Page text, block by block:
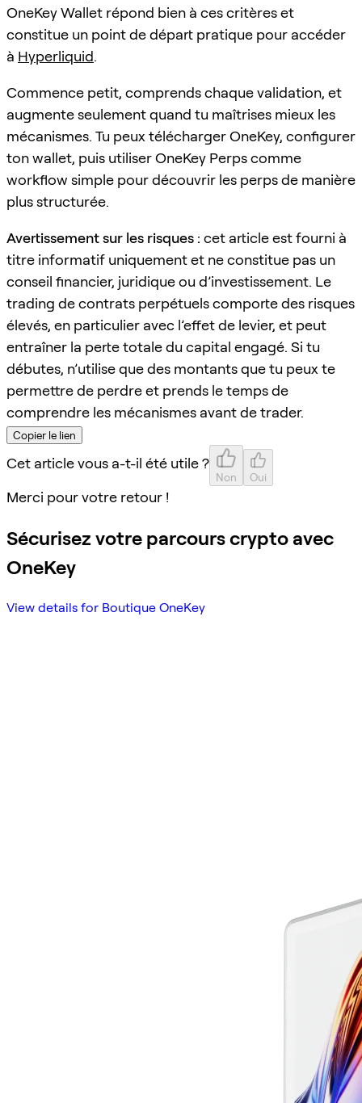
OneKey Wallet répond bien à ces critères et
constitue un point de départ pratique pour accéder
à Hyperliquid.
Commence petit, comprends chaque validation, et
augmente seulement quand tu maîtrises mieux les
mécanismes. Tu peux télécharger OneKey, configurer
ton wallet, puis utiliser OneKey Perps comme
workflow simple pour découvrir les perps de manière
plus structurée.
Avertissement sur les risques : cet article est fourni à
titre informatif uniquement et ne constitue pas un
conseil financier, juridique ou d’investissement. Le
trading de contrats perpétuels comporte des risques
élevés, en particulier avec l’effet de levier, et peut
entraîner la perte totale du capital engagé. Si tu
débutes, n’utilise que des montants que tu peux te
permettre de perdre et prends le temps de
comprendre les mécanismes avant de trader.
Copier le lien
Cet article vous a-t-il été utile ?
Non Oui
Merci pour votre retour !
Sécurisez votre parcours crypto avec
OneKey
View details for Boutique OneKey